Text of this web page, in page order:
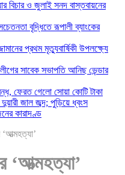
বিচার ও জুলাই সনদ বাস্তবায়নের
বৃদ্ধিতে রূপালী ব্যাংকের
প্রথম মৃত্যুবার্ষিকী উপলক্ষ্যে
সাবেক সভাপতি আনিছ ভেন্ডার
ফেরত গেলো সোয়া কোটি টাকা
জাল জব্দ; পুড়িয়ে ধ্বংস
কারাদণ্ড
‘আত্মহত্যা’